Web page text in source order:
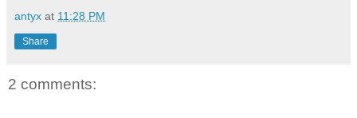
antyx at 11:28 PM
Share
2 comments: